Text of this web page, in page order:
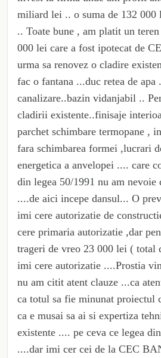
miliard lei .. o suma de 132
.. Toate bune , am platit un
000 lei care a fost ipotecat de
urma sa renovez o cladire
fac o fantana ...duc retea de apa
canalizare..bazin vidanjabil ..
cladirii existente..finisaje
parchet schimbare termopane ,
fara schimbarea formei ,lucrari
energetica a anvelopei .... care
din legea 50/1991 nu am
....de aici incepe dansul... O
imi cere autorizatie de
cere primaria autorizatie ,dar
trageri de vreo 23 000 lei ( total
imi cere autorizatie ....Prostia
nu am citit atent clauze ...ca
ca totul sa fie minunat proiectul
ca e musai sa ai si expertiza
existente .... pe ceva ce legea
....dar imi cer cei de la CEC